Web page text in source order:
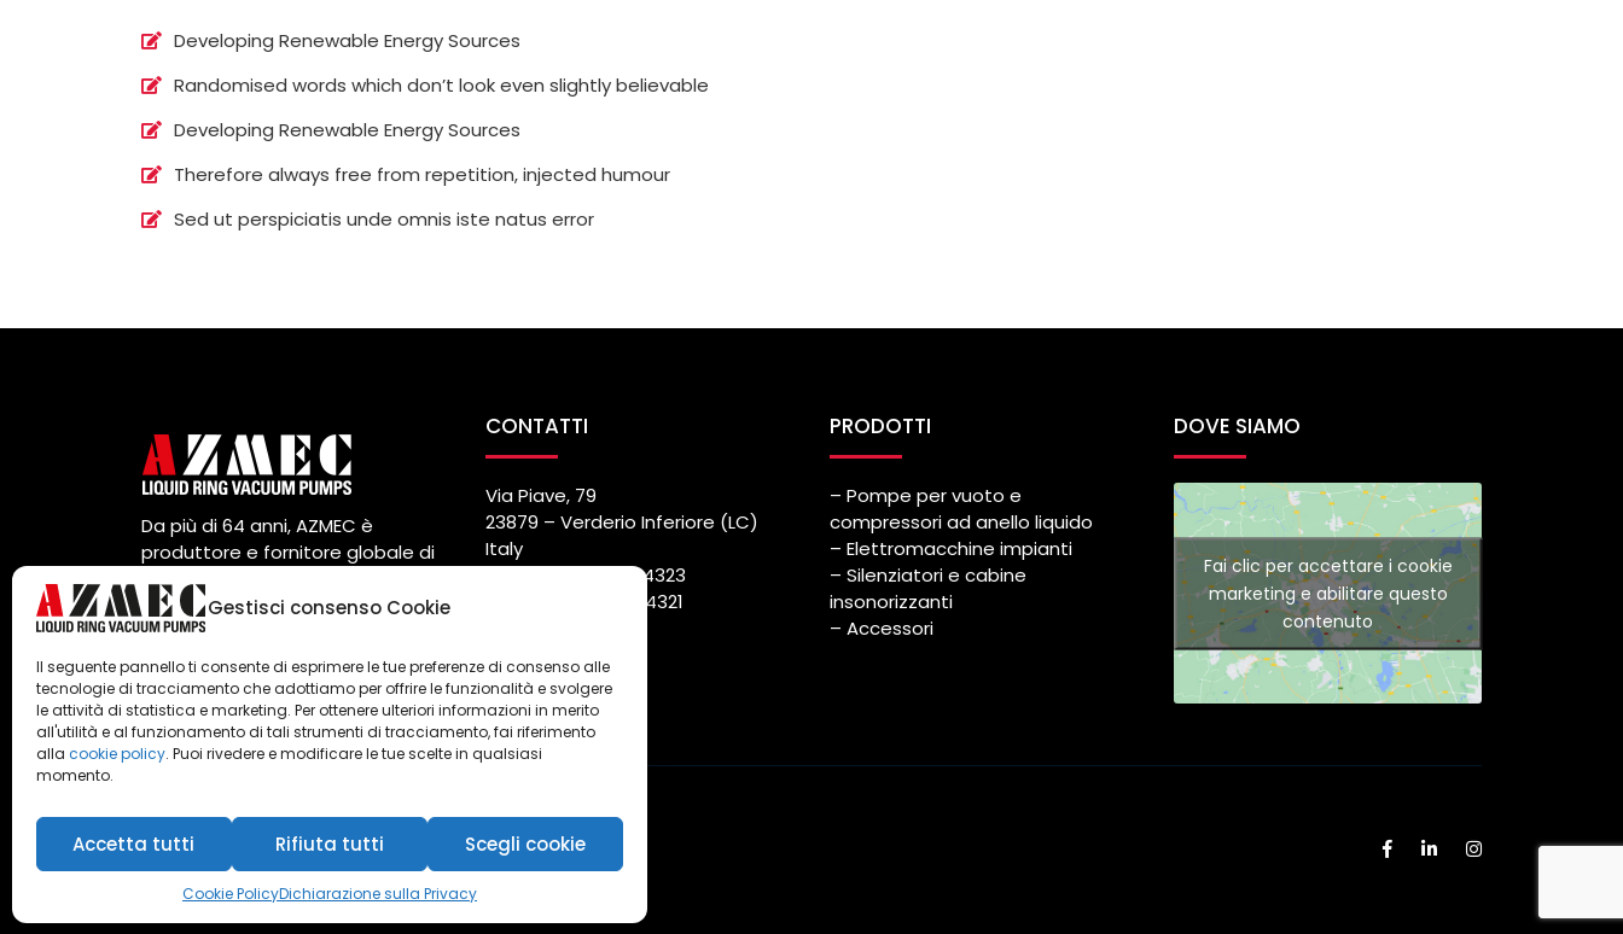
Gestisci consenso Cookie
Il seguente pannello ti consente di esprimere le tue preferenze di consenso alle
tecnologie di tracciamento che adottiamo per offrire le funzionalità e svolgere
le attività di statistica e marketing. Per ottenere ulteriori informazioni in merito
all'utilità e al funzionamento di tali strumenti di tracciamento, fai riferimento
alla cookie policy. Puoi rivedere e modificare le tue scelte in qualsiasi
momento.
Accetta tutti Rifiuta tutti Scegli cookie
Cookie PolicyDichiarazione sulla Privacy
Developing Renewable Energy Sources
Randomised words which don’t look even slightly believable
Developing Renewable Energy Sources
Therefore always free from repetition, injected humour
Sed ut perspiciatis unde omnis iste natus error
Da più di 64 anni, AZMEC è
produttore e fornitore globale di
pompe per vuoto e compressori
ad anello liquido.
CONTATTI
Via Piave, 79
23879 – Verderio Inferiore (LC)
Italy
Tel. (++39) 039.514323
Fax. (++39) 039.514321
PRODOTTI
– Pompe per vuoto e
compressori ad anello liquido
– Elettromacchine impianti
– Silenziatori e cabine
insonorizzanti
– Accessori
DOVE SIAMO
Fai clic per accettare i cookie
marketing e abilitare questo
contenuto
Azmec srl - P.IVA 00247990104